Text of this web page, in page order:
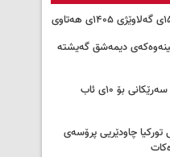
دیمەشق گەیشتە
گەڕانەوەی ئاوارەکانی سەرێکانی بۆ ۱۰ی ئاب
چاودێریی پرۆسەی